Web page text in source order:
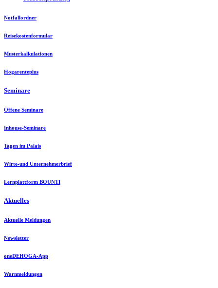
Notfallordner
Reisekostenformular
Musterkalkulationen
Hogarenteplus
Seminare
Offene Seminare
Inhouse-Seminare
Tagen im Palais
Wirte-und Unternehmerbrief
Lernplattform BOUNTI
Aktuelles
Aktuelle Meldungen
Newsletter
oneDEHOGA-App
Warnmeldungen